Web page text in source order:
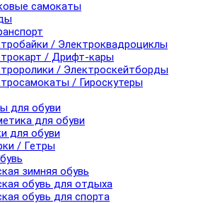
самокаты
/ Электроквадроциклы
/ Дрифт-кары
/ Электроскейтборды
/ Гироскутеры
для обуви
для обуви
для обуви
/ Гетры
зимняя обувь
обувь для отдыха
обувь для спорта